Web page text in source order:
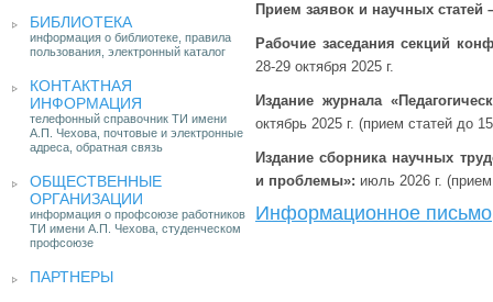
БИБЛИОТЕКА
информация о библиотеке, правила
пользования, электронный каталог
КОНТАКТНАЯ
ИНФОРМАЦИЯ
телефонный справочник ТИ имени
А.П. Чехова, почтовые и электронные
адреса, обратная связь
ОБЩЕСТВЕННЫЕ
ОРГАНИЗАЦИИ
информация о профсоюзе работников
ТИ имени А.П. Чехова, студенческом
профсоюзе
ПАРТНЕРЫ
Прием заявок и научных статей
Рабочие заседания секций
28-29 октября 2025 г.
Издание журнала
октябрь 2025 г. (прием статей до
Издание сборника научных
и проблемы»: июль 2026 г.
Информационное письмо